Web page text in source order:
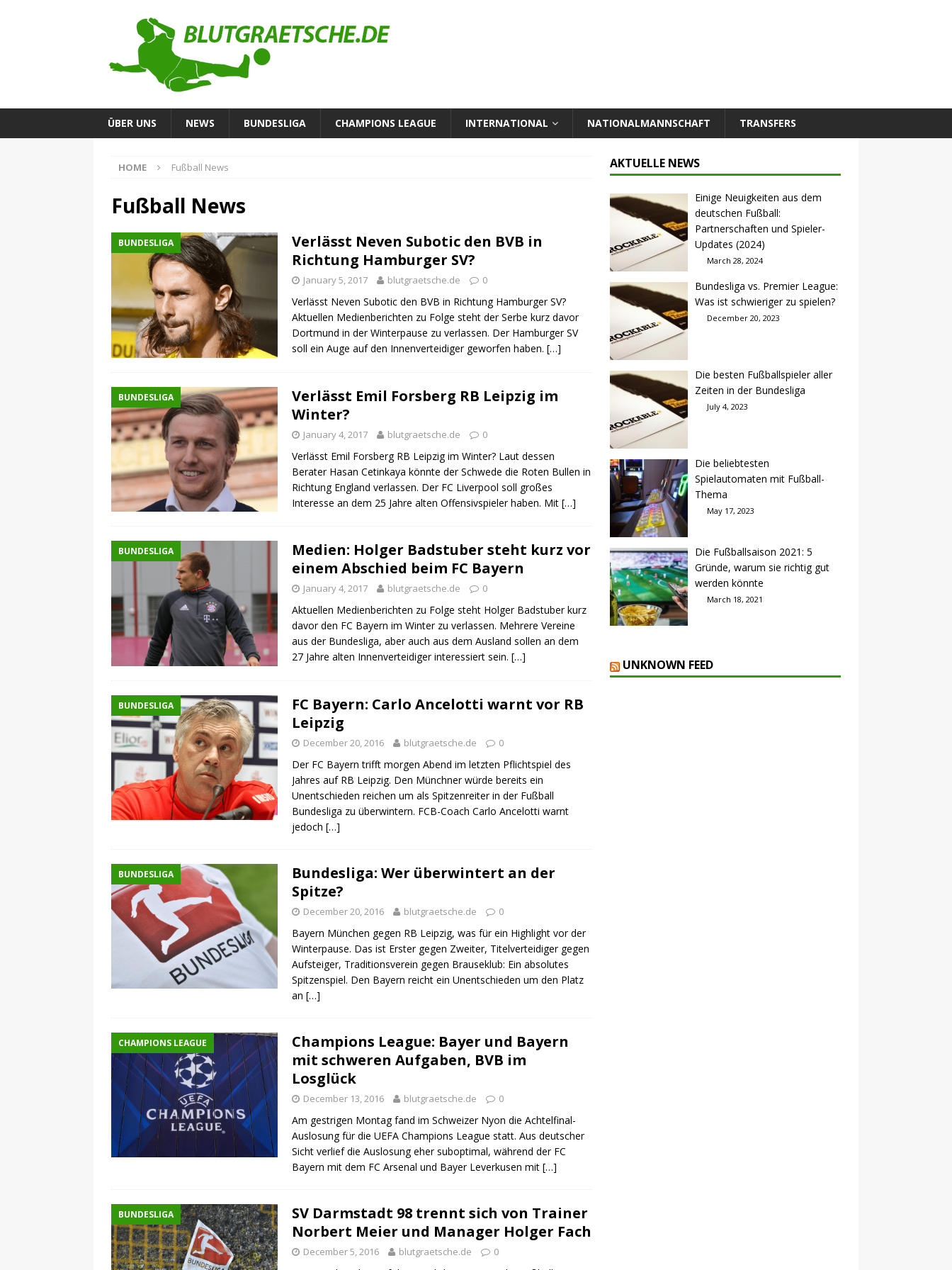
ÜBER UNS NEWS BUNDESLIGA CHAMPIONS LEAGUE INTERNATIONAL NATIONALMANNSCHAFT TRANSFERS
HOME Fußball News
Fußball News
BUNDESLIGA
Verlässt Neven Subotic den BVB in
Richtung Hamburger SV?
January 5, 2017 blutgraetsche.de 0
Verlässt Neven Subotic den BVB in Richtung Hamburger SV?
Aktuellen Medienberichten zu Folge steht der Serbe kurz davor
Dortmund in der Winterpause zu verlassen. Der Hamburger SV
soll ein Auge auf den Innenverteidiger geworfen haben. […]
BUNDESLIGA
Verlässt Emil Forsberg RB Leipzig im
Winter?
January 4, 2017 blutgraetsche.de 0
Verlässt Emil Forsberg RB Leipzig im Winter? Laut dessen
Berater Hasan Cetinkaya könnte der Schwede die Roten Bullen in
Richtung England verlassen. Der FC Liverpool soll großes
Interesse an dem 25 Jahre alten Offensivspieler haben. Mit […]
BUNDESLIGA
Medien: Holger Badstuber steht kurz vor
einem Abschied beim FC Bayern
January 4, 2017 blutgraetsche.de 0
Aktuellen Medienberichten zu Folge steht Holger Badstuber kurz
davor den FC Bayern im Winter zu verlassen. Mehrere Vereine
aus der Bundesliga, aber auch aus dem Ausland sollen an dem
27 Jahre alten Innenverteidiger interessiert sein. […]
BUNDESLIGA
FC Bayern: Carlo Ancelotti warnt vor RB
Leipzig
December 20, 2016 blutgraetsche.de 0
Der FC Bayern trifft morgen Abend im letzten Pflichtspiel des
Jahres auf RB Leipzig. Den Münchner würde bereits ein
Unentschieden reichen um als Spitzenreiter in der Fußball
Bundesliga zu überwintern. FCB-Coach Carlo Ancelotti warnt
jedoch […]
BUNDESLIGA
Bundesliga: Wer überwintert an der
Spitze?
December 20, 2016 blutgraetsche.de 0
Bayern München gegen RB Leipzig, was für ein Highlight vor der
Winterpause. Das ist Erster gegen Zweiter, Titelverteidiger gegen
Aufsteiger, Traditionsverein gegen Brauseklub: Ein absolutes
Spitzenspiel. Den Bayern reicht ein Unentschieden um den Platz
an […]
CHAMPIONS LEAGUE
Champions League: Bayer und Bayern
mit schweren Aufgaben, BVB im
Losglück
December 13, 2016 blutgraetsche.de 0
Am gestrigen Montag fand im Schweizer Nyon die Achtelfinal-
Auslosung für die UEFA Champions League statt. Aus deutscher
Sicht verlief die Auslosung eher suboptimal, während der FC
Bayern mit dem FC Arsenal und Bayer Leverkusen mit […]
BUNDESLIGA
SV Darmstadt 98 trennt sich von Trainer
Norbert Meier und Manager Holger Fach
December 5, 2016 blutgraetsche.de 0
AKTUELLE NEWS
Einige Neuigkeiten aus dem
deutschen Fußball:
Partnerschaften und Spieler-
Updates (2024)
March 28, 2024
Bundesliga vs. Premier League:
Was ist schwieriger zu spielen?
December 20, 2023
Die besten Fußballspieler aller
Zeiten in der Bundesliga
July 4, 2023
Die beliebtesten
Spielautomaten mit Fußball-
Thema
May 17, 2023
Die Fußballsaison 2021: 5
Gründe, warum sie richtig gut
werden könnte
March 18, 2021
UNKNOWN FEED